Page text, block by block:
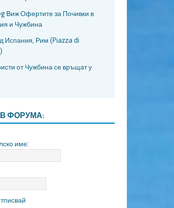
Виж Офертите за Почивки в
и Чужбина
Испания, Рим (Piazza di
от Чужбина се връщат у
ФОРУМА:
име: